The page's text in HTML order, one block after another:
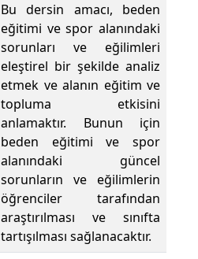
Bu dersin amacı, beden
eğitimi ve spor alanındaki
sorunları ve eğilimleri
eleştirel bir şekilde analiz
etmek ve alanın eğitim ve
topluma etkisini
anlamaktır. Bunun için
beden eğitimi ve spor
alanındaki güncel
sorunların ve eğilimlerin
öğrenciler tarafından
araştırılması ve sınıfta
tartışılması sağlanacaktır.